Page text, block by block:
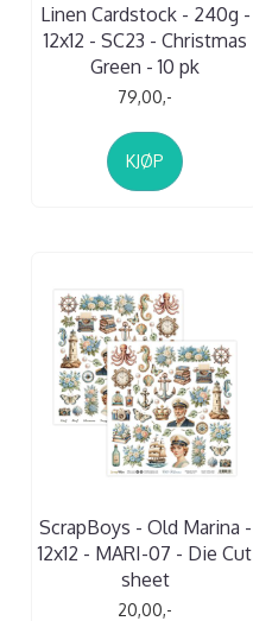
Linen Cardstock - 240g -
12x12 - SC23 - Christmas
Green - 10 pk
79,00,-
KJØP
ScrapBoys - Old Marina -
12x12 - MARI-07 - Die Cut
sheet
20,00,-